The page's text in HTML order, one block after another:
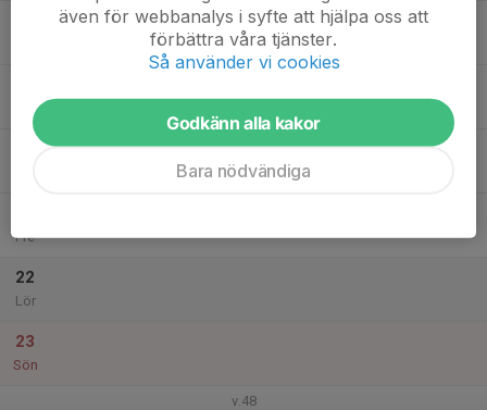
Ons
Fre
22
Lör
23
Sön
v.48
även för webbanalys i syfte att hjälpa oss att
förbättra våra tjänster.
Så använder vi cookies
Godkänn alla kakor
Bara nödvändiga